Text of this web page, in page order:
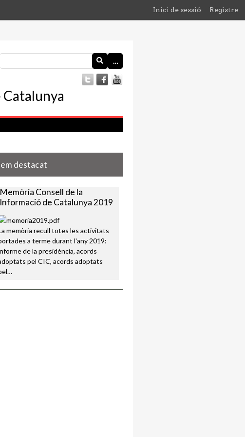
Inici de sessió Registre
…
destacat
Memòria Consell de la
Informació de Catalunya 2019
memòria recull totes les activitats
a terme durant l'any 2019:
de la presidència, acords
pel CIC, acords adoptats